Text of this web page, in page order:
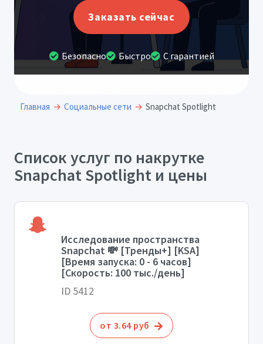
Заказать сейчас
Безопасно Быстро С гарантией
Главная Социальные сети Snapchat Spotlight
Список услуг по накрутке
Snapchat Spotlight и цены
Исследование пространства
Snapchat 💸 [Тренды+] [KSA]
[Время запуска: 0 - 6 часов]
[Скорость: 100 тыс./день]
ID 5412
от 3.64 руб